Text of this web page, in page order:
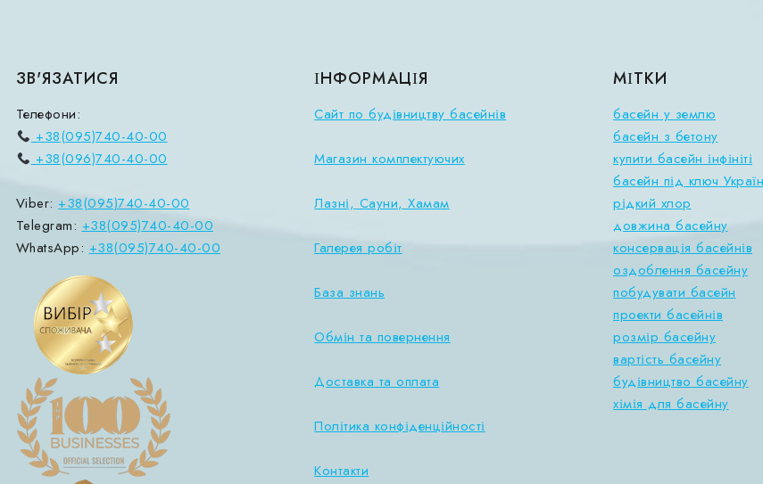
ЗВ'ЯЗАТИСЯ
Телефони:
+38(095)740-40-00
+38(096)740-40-00
Viber: +38(095)740-40-00
Telegram: +38(095)740-40-00
WhatsApp: +38(095)740-40-00
ІНФОРМАЦІЯ
Сайт по будівництву басейнів
Магазин комплектуючих
Лазні, Сауни, Хамам
Галерея робіт
База знань
Обмін та повернення
Доставка та оплата
Політика конфіденційності
Контакти
МІТКИ
басейн у землю
басейн з бетону
купити басейн інфініті
басейн під ключ
рідкий хлор
довжина басейну
консервація басейнів
оздоблення басейну
побудувати басейн
проекти басейнів
розмір басейну
вартість басейну
будівництво басейну
хімія для басейну